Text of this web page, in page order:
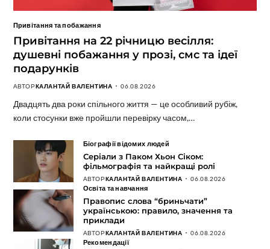
Привітання та побажання
Привітання на 22 річницю весілля:
душевні побажання у прозі, смс та ідеї
подарунків
АВТОРКАЛАНТАЙ ВАЛЕНТИНА 06.08.2026
Двадцять два роки спільного життя — це особливий рубіж,
коли стосунки вже пройшли перевірку часом,…
Біографії відомих людей
Серіали з Паком Хьон Сіком:
фільмографія та найкращі ролі
АВТОРКАЛАНТАЙ ВАЛЕНТИНА 06.08.2026
Освіта та навчання
Правопис слова “бриньчати”
українською: правило, значення та
приклади
АВТОРКАЛАНТАЙ ВАЛЕНТИНА 06.08.2026
Рекомендації